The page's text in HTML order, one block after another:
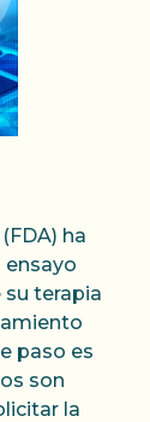
ha
ensayo
terapia
paso es
son
la